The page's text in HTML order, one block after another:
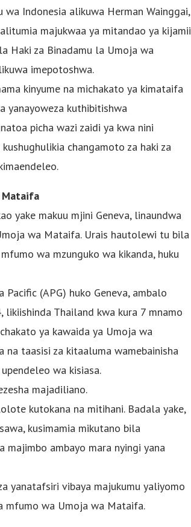
Indonesia alikuwa Herman Wainggai,
majukwaa ya mitandao ya kijamii
Haki za Binadamu la Umoja wa
imepotoshwa.
kinyume na michakato ya kimataifa
yanayoweza kuthibitishwa
picha wazi zaidi ya kwa nini
changamoto za haki za
Mataifa
yake makuu mjini Geneva, linaundwa
wa Mataifa. Urais hautolewi tu bila
wa mzunguko wa kikanda, huku
(APG) huko Geneva, ambalo
Thailand kwa kura 7 mnamo
ya kawaida ya Umoja wa
na taasisi za kitaaluma wamebainisha
wa kisiasa.
majadiliano.
kutokana na mitihani. Badala yake,
kusimamia mikutano bila
majimbo ambayo mara nyingi yana
yanatafsiri vibaya majukumu yaliyomo
mfumo wa Umoja wa Mataifa.